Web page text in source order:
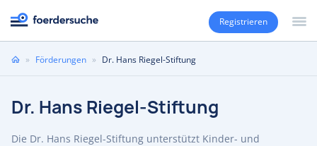
Registrieren
Sie» Förderungen » Dr. Hans Riegel-Stiftung
Dr. Hans Riegel-Stiftung
Die Dr. Hans Riegel-Stiftung unterstützt Kinder- und